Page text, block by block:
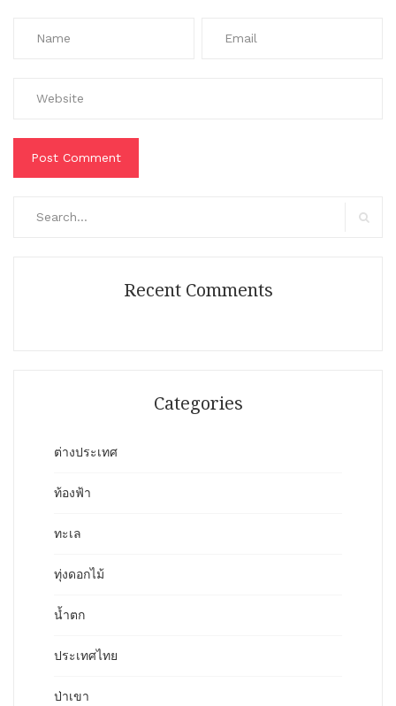
Recent Comments
Categories
ต่างประเทศ
ท้องฟ้า
ทะเล
ทุ่งดอกไม้
น้ำตก
ประเทศไทย
ป่าเขา